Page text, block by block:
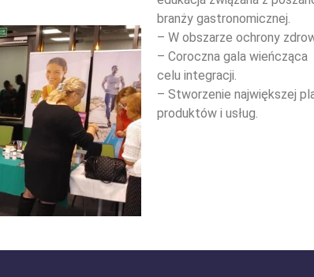
branży gastronomicznej.
– W obszarze ochrony
– Coroczna gala
celu integracji.
– Stworzenie największej
produktów i usług.